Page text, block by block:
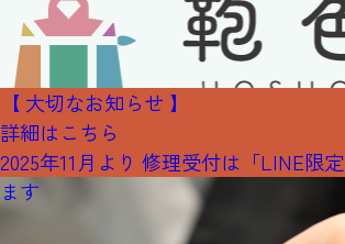
【 大切なお知らせ 】
詳細はこちら
2025年11月より 修理受付は「LINE限
ます